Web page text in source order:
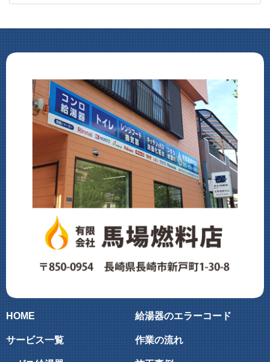
HOME
サービス一覧
給湯器のエラーコード
作業の流れ